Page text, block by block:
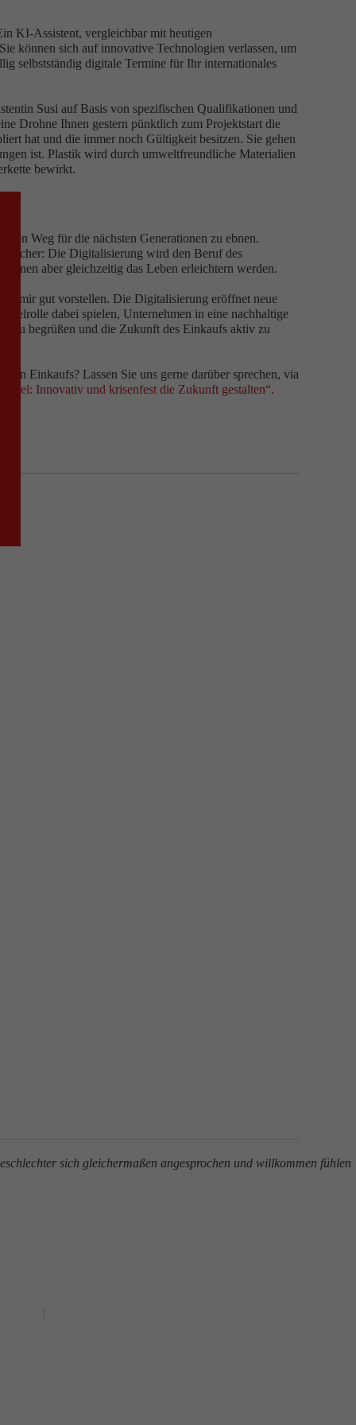
KI-Assistent, vergleichbar mit heutigen
können sich auf innovative Technologien verlassen, um
selbstständig digitale Termine für Ihr internationales
Susi auf Basis von spezifischen Qualifikationen und
Drohne Ihnen gestern pünktlich zum Projektstart die
hat und die immer noch Gültigkeit besitzen. Sie gehen
ist. Plastik wird durch umweltfreundliche Materialien
bewirkt.
Weg für die nächsten Generationen zu ebnen.
sicher: Die Digitalisierung wird den Beruf des
Ihnen aber gleichzeitig das Leben erleichtern werden.
es mir gut vorstellen. Die Digitalisierung eröffnet neue
dabei spielen, Unternehmen in eine nachhaltige
zu begrüßen und die Zukunft des Einkaufs aktiv zu
Einkaufs? Lassen Sie uns gerne darüber sprechen, via
Innovativ und krisenfest die Zukunft gestalten“.
sich gleichermaßen angesprochen und willkommen fühlen